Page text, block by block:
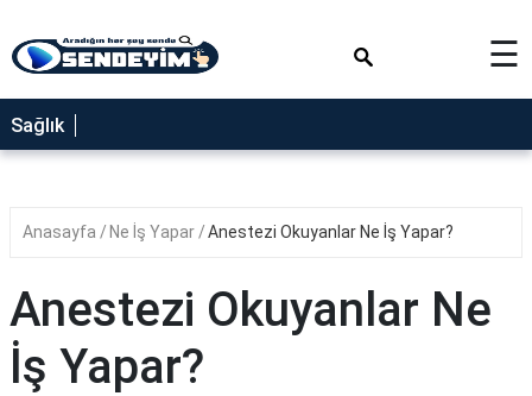
SAĞLIK
NEDİR
YEMEK
RÜYA
TABİRLERİ
GEZİLECEK
☰
Sağlık
Anasayfa Ne İş Yapar Anestezi Okuyanlar Ne İş Yapar?
Anestezi Okuyanlar Ne
İş Yapar?